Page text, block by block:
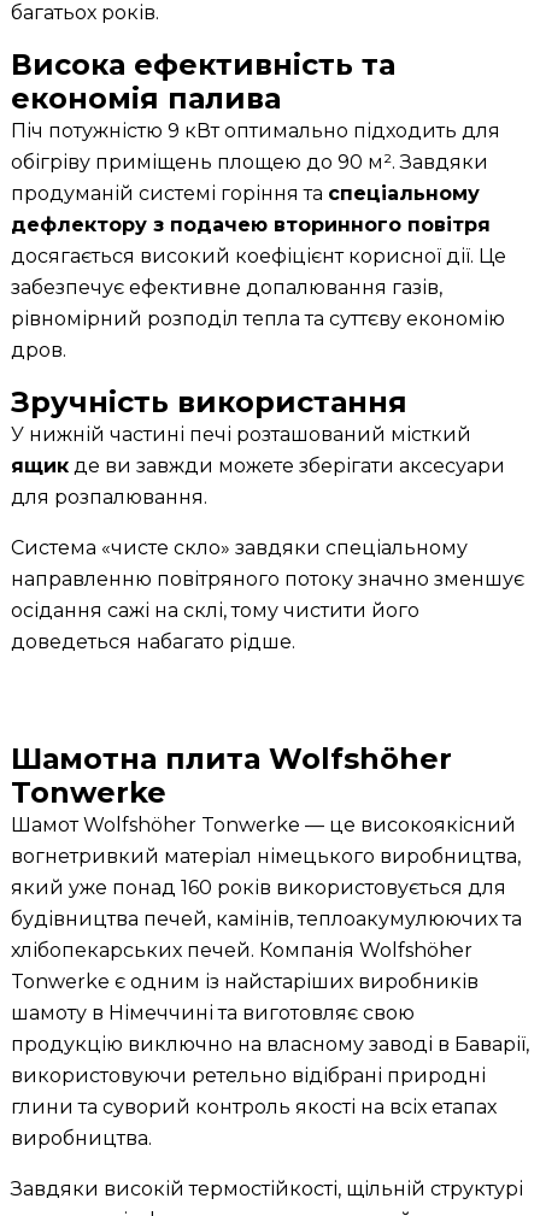
багатьох років.
Висока ефективність та
економія палива
Піч потужністю 9 кВт оптимально підходить для
обігріву приміщень площею до 90 м². Завдяки
продуманій системі горіння та спеціальному
дефлектору з подачею вторинного повітря
досягається високий коефіцієнт корисної дії. Це
забезпечує ефективне допалювання газів,
рівномірний розподіл тепла та суттєву економію
дров.
Зручність використання
У нижній частині печі розташований місткий
ящик де ви завжди можете зберігати аксесуари
для розпалювання.
Система «чисте скло» завдяки спеціальному
направленню повітряного потоку значно зменшує
осідання сажі на склі, тому чистити його
доведеться набагато рідше.
Шамотна плита Wolfshöher
Tonwerke
Шамот Wolfshöher Tonwerke — це високоякісний
вогнетривкий матеріал німецького виробництва,
який уже понад 160 років використовується для
будівництва печей, камінів, теплоакумулюючих та
хлібопекарських печей. Компанія Wolfshöher
Tonwerke є одним із найстаріших виробників
шамоту в Німеччині та виготовляє свою
продукцію виключно на власному заводі в Баварії,
використовуючи ретельно відібрані природні
глини та суворий контроль якості на всіх етапах
виробництва.
Завдяки високій термостійкості, щільній структурі